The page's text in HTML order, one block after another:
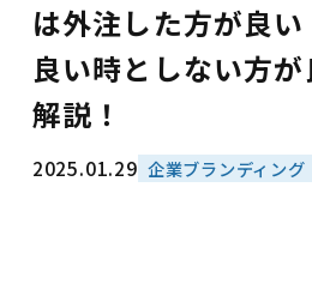
は外注した方が良
良い時としない方
解説！
2025.01.29 企業ブランディング